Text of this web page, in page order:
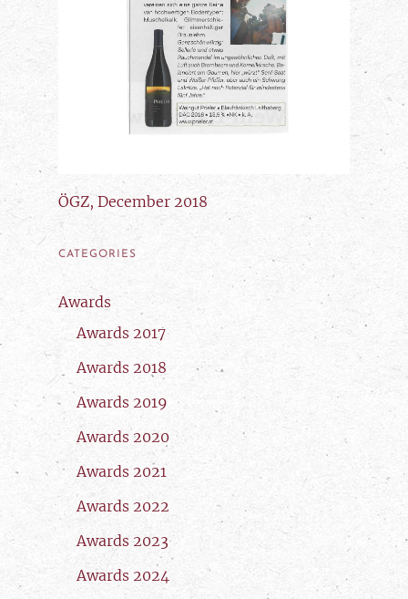
ÖGZ, December 2018
CATEGORIES
Awards
Awards 2017
Awards 2018
Awards 2019
Awards 2020
Awards 2021
Awards 2022
Awards 2023
Awards 2024